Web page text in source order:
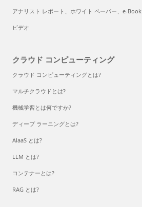
アナリスト レポート、ホワイト ペーパー、e-Book
ビデオ
クラウド コンピューティング
クラウド コンピューティングとは?
マルチクラウドとは?
機械学習とは何ですか?
ディープ ラーニングとは?
AlaaS とは?
LLM とは?
コンテナーとは?
RAG とは?